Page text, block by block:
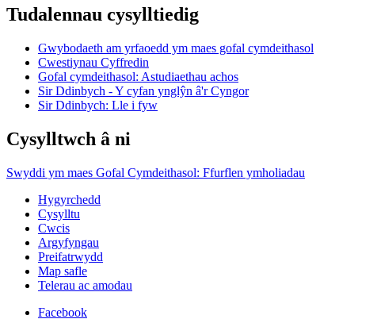
Tudalennau cysylltiedig
Gwybodaeth am yrfaoedd ym maes gofal cymdeithasol
Cwestiynau Cyffredin
Gofal cymdeithasol: Astudiaethau achos
Sir Ddinbych - Y cyfan ynglŷn â'r Cyngor
Sir Ddinbych: Lle i fyw
Cysylltwch â ni
Swyddi ym maes Gofal Cymdeithasol: Ffurflen ymholiadau
Hygyrchedd
Cysylltu
Cwcis
Argyfyngau
Preifatrwydd
Map safle
Telerau ac amodau
Facebook